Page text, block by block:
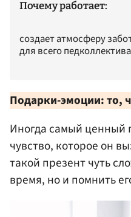
Почему работает:
создает атмосферу
для всего
Подарки-эмоции: то,
Иногда самый ценный
чувство, которое он
такой презент чуть
время, но и помнить